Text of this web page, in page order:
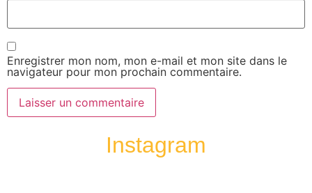
Enregistrer mon nom, mon e-mail et mon site dans le
navigateur pour mon prochain commentaire.
Instagram